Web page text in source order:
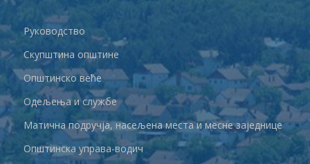
Руководство
Скупштина општине
Општинско веће
Одељења и службе
Матична подручја, насељена места и месне заједнице
Општинска управа-водич